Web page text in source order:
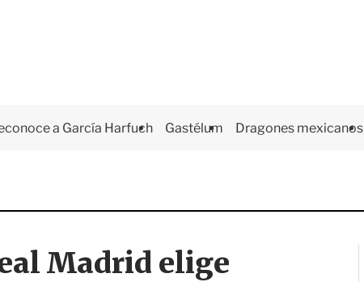
a García Harfuch Gastélum Dragones mexicanos
Madrid elige